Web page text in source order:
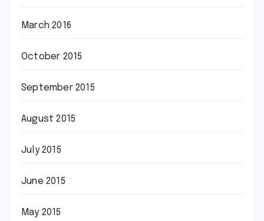
March 2016
October 2015
September 2015
August 2015
July 2015
June 2015
May 2015